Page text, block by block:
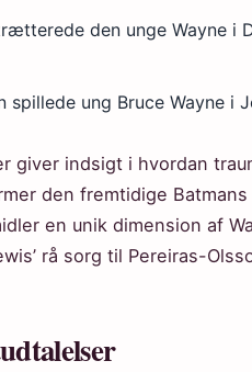
den unge Wayne i
spillede ung Bruce Wayne i
giver indsigt i hvordan
den fremtidige
en unik dimension af
rå sorg til Pereiras-